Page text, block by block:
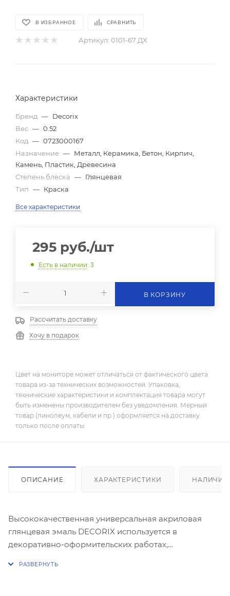
В ИЗБРАННОЕ СРАВНИТЬ
Артикул: 0101-67 ДХ
Характеристики
Бренд — Decorix
Вес — 0.52
Код — 0723000167
Назначение — Металл, Керамика, Бетон, Кирпич,
Камень, Пластик, Древесина
Степень блеска — Глянцевая
Тип — Краска
Все характеристики
295 руб./шт
Есть в наличии: 3
В КОРЗИНУ
Рассчитать доставку
Хочу в подарок
Цвет на мониторе может отличаться от фактического цвета
товара из-за технических возможностей. Упаковка,
технические характеристики и комплектация товара могут
быть изменены производителем без уведомления. Мерный
товар (линолеум, кабели и пр.) оформляется на доставку
только после оплаты.
ОПИСАНИЕ ХАРАКТЕРИСТИКИ НАЛИЧИЕ
Высококачественная универсальная акриловая
глянцевая эмаль DECORIX используется в
декоративно-оформительских работах,